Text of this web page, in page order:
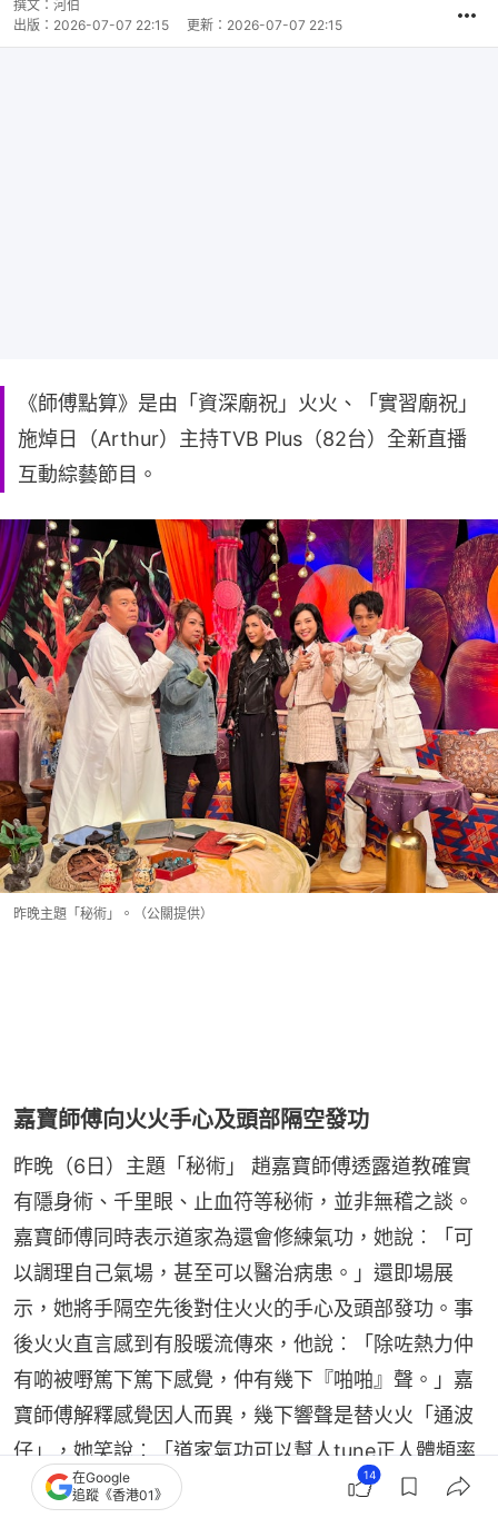
撰文： 河伯
出版： 2026-07-07 22:15 更新： 2026-07-07 22:15
《師傅點算》是由「資深廟祝」火火、「實習廟祝」
施焯日（Arthur）主持TVB Plus（82台）全新直播
互動綜藝節目。
昨晚主題「秘術」。（公關提供）
嘉寶師傅向火火手心及頭部隔空發功
昨晚（6日）主題「秘術」 趙嘉寶師傅透露道教確實
有隱身術、千里眼、止血符等秘術，並非無稽之談。
嘉寶師傅同時表示道家為還會修練氣功，她說︰「可
以調理自己氣場，甚至可以醫治病患。」還即場展
示，她將手隔空先後對住火火的手心及頭部發功。事
後火火直言感到有股暖流傳來，他說︰「除咗熱力仲
有啲被嘢篤下篤下感覺，仲有幾下『啪啪』聲。」嘉
寶師傅解釋感覺因人而異，幾下響聲是替火火「通波
仔」，她笑說︰「道家氣功可以幫人tune正人體頻率
同磁場，今次幫火火甩灰（脫霉運）。同埋有機會佢
在Google
追蹤《香港01》
14